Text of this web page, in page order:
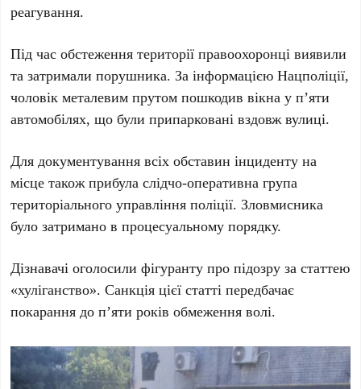
реагування.
Під час обстеження території правоохоронці виявили
та затримали порушника. За інформацією Нацполіції,
чоловік металевим прутом пошкодив вікна уп’яти
автомобілях, що були припарковані вздовж вулиці.
Для документування всіх обставин інциденту на
місце також прибула слідчо-оперативна група
територіального управління поліції. Зловмисника
було затримано в процесуальному порядку.
Дізнавачі оголосили фігуранту про підозру за статтею
«хуліганство». Санкція цієї статті передбачає
покарання доп’яти років обмеження волі.